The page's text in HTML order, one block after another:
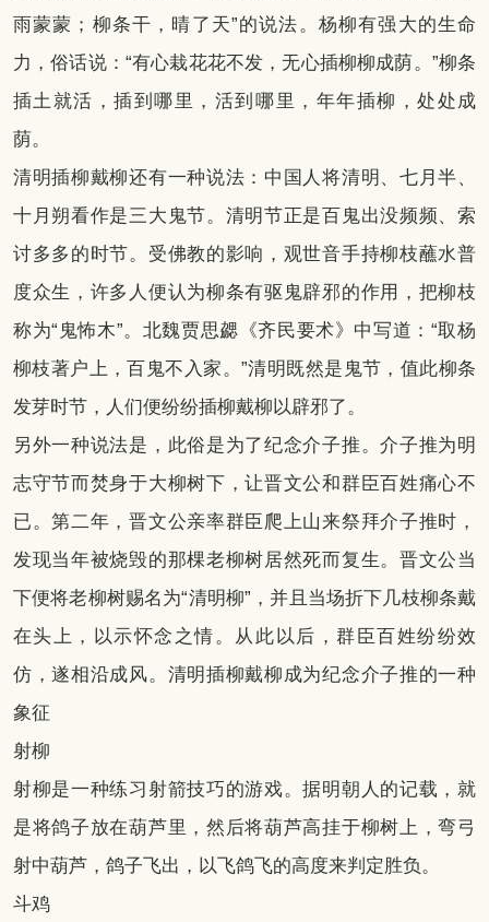
雨蒙蒙；柳条干，晴了天”的说法。杨柳有强大的生命
力，俗话说：“有心栽花花不发，无心插柳柳成荫。”柳条
插土就活，插到哪里，活到哪里，年年插柳，处处成
荫。
清明插柳戴柳还有一种说法：中国人将清明、七月半、
十月朔看作是三大鬼节。清明节正是百鬼出没频频、索
讨多多的时节。受佛教的影响，观世音手持柳枝蘸水普
度众生，许多人便认为柳条有驱鬼辟邪的作用，把柳枝
称为“鬼怖木”。北魏贾思勰《齐民要术》中写道：“取杨
柳枝著户上，百鬼不入家。”清明既然是鬼节，值此柳条
发芽时节，人们便纷纷插柳戴柳以辟邪了。
另外一种说法是，此俗是为了纪念介子推。介子推为明
志守节而焚身于大柳树下，让晋文公和群臣百姓痛心不
已。第二年，晋文公亲率群臣爬上山来祭拜介子推时，
发现当年被烧毁的那棵老柳树居然死而复生。晋文公当
下便将老柳树赐名为“清明柳”，并且当场折下几枝柳条戴
在头上，以示怀念之情。从此以后，群臣百姓纷纷效
仿，遂相沿成风。清明插柳戴柳成为纪念介子推的一种
象征
射柳
射柳是一种练习射箭技巧的游戏。据明朝人的记载，就
是将鸽子放在葫芦里，然后将葫芦高挂于柳树上，弯弓
射中葫芦，鸽子飞出，以飞鸽飞的高度来判定胜负。
斗鸡